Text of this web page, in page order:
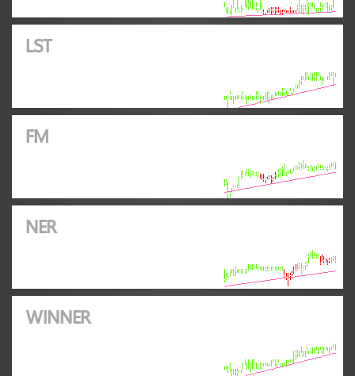
LST
FM
NER
WINNER